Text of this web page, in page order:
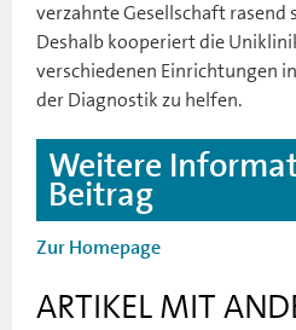
verzahnte Gesellschaft rasend
Deshalb kooperiert die
verschiedenen Einrichtungen
der Diagnostik zu helfen.
Weitere
Beitrag
Zur Homepage
ARTIKEL MIT